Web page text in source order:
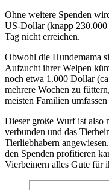
Ohne weitere Spenden
US-Dollar (knapp
Tag nicht erreichen.
Obwohl die Hundemama
Aufzucht ihrer Welpen
noch etwa 1.000 Dollar
mehrere Wochen zu
meisten Familien
Dieser große Wurf ist also
verbunden und das
Tierliebhabern
den Spenden profitieren
Vierbeinern alles Gute für